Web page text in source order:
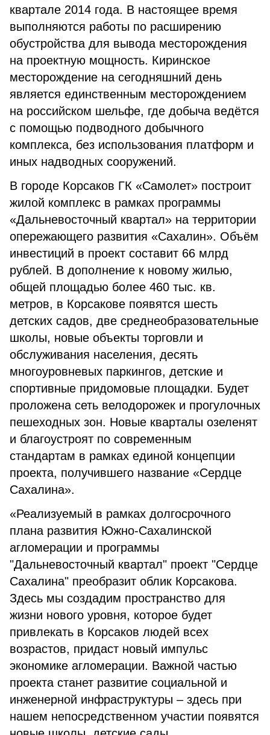
квартале 2014 года. В настоящее время
выполняются работы по расширению
обустройства для вывода месторождения
на проектную мощность. Киринское
месторождение на сегодняшний день
является единственным месторождением
на российском шельфе, где добыча ведётся
с помощью подводного добычного
комплекса, без использования платформ и
иных надводных сооружений.
В городе Корсаков ГК «Самолет» построит
жилой комплекс в рамках программы
«Дальневосточный квартал» на территории
опережающего развития «Сахалин». Объём
инвестиций в проект составит 66 млрд
рублей. В дополнение к новому жилью,
общей площадью более 460 тыс. кв.
метров, в Корсакове появятся шесть
детских садов, две среднеобразовательные
школы, новые объекты торговли и
обслуживания населения, десять
многоуровневых паркингов, детские и
спортивные придомовые площадки. Будет
проложена сеть велодорожек и прогулочных
пешеходных зон. Новые кварталы озеленят
и благоустроят по современным
стандартам в рамках единой концепции
проекта, получившего название «Сердце
Сахалина».
«Реализуемый в рамках долгосрочного
плана развития Южно-Сахалинской
агломерации и программы
"Дальневосточный квартал" проект "Сердце
Сахалина" преобразит облик Корсакова.
Здесь мы создадим пространство для
жизни нового уровня, которое будет
привлекать в Корсаков людей всех
возрастов, придаст новый импульс
экономике агломерации. Важной частью
проекта станет развитие социальной и
инженерной инфраструктуры – здесь при
нашем непосредственном участии появятся